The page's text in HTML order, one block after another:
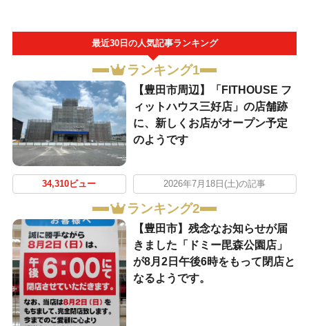
最近30日の人気記事ランキング
ランキング1
【豊田市周辺】「FITHOUSE フ
ィットハウス三好店」の店舗跡
に、新しくお店がオープン予定
のようです
34,310ビュー 2026年7月18日(土)の記事
ランキング2
【豊田市】残念なお知らせが届
きました「ドミー毘森公園店」
が8月2日午後6時をもって閉店と
なるようです。